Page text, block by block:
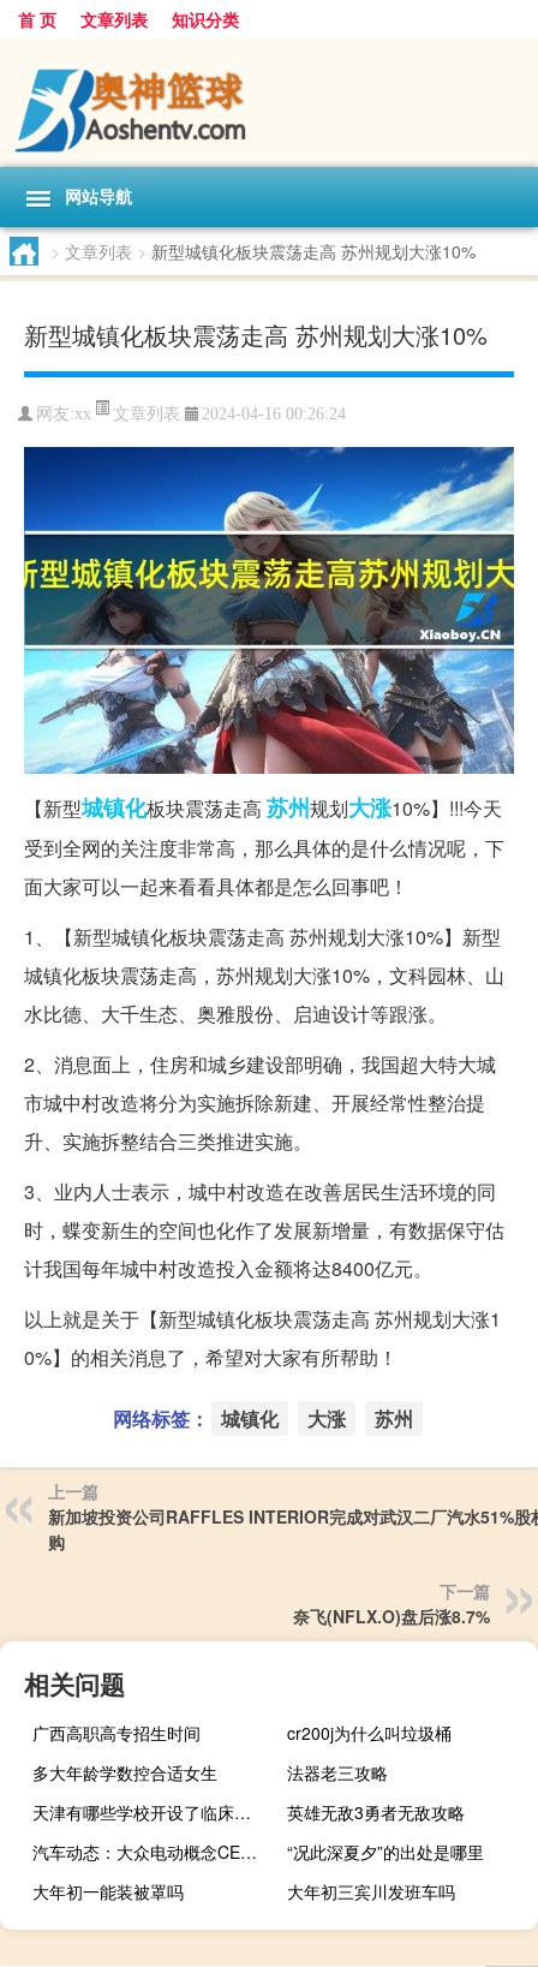
首 页 文章列表 知识分类
网站导航
> 文章列表 > 新型城镇化板块震荡走高 苏州规划大涨10%
新型城镇化板块震荡走高 苏州规划大涨10%
网友:xx 文章列表 2024-04-16 00:26:24
【新型城镇化板块震荡走高 苏州规划大涨10%】!!!今天
受到全网的关注度非常高，那么具体的是什么情况呢，下
面大家可以一起来看看具体都是怎么回事吧！
1、【新型城镇化板块震荡走高 苏州规划大涨10%】新型
城镇化板块震荡走高，苏州规划大涨10%，文科园林、山
水比德、大千生态、奥雅股份、启迪设计等跟涨。
2、消息面上，住房和城乡建设部明确，我国超大特大城
市城中村改造将分为实施拆除新建、开展经常性整治提
升、实施拆整结合三类推进实施。
3、业内人士表示，城中村改造在改善居民生活环境的同
时，蝶变新生的空间也化作了发展新增量，有数据保守估
计我国每年城中村改造投入金额将达8400亿元。
以上就是关于【新型城镇化板块震荡走高 苏州规划大涨1
0%】的相关消息了，希望对大家有所帮助！
网络标签： 城镇化 大涨 苏州
上一篇
新加坡投资公司RAFFLES INTERIOR完成对武汉二厂汽水51%股
购
下一篇
奈飞(NFLX.O)盘后涨8.7%
相关问题
广西高职高专招生时间
cr200j为什么叫垃圾桶
多大年龄学数控合适女生
法器老三攻略
天津有哪些学校开设了临床药学专业
英雄无敌3勇者无敌攻略
汽车动态：​大众电动概念CES上首次亮相
“况此深夏夕”的出处是哪里
大年初一能装被罩吗
大年初三宾川发班车吗